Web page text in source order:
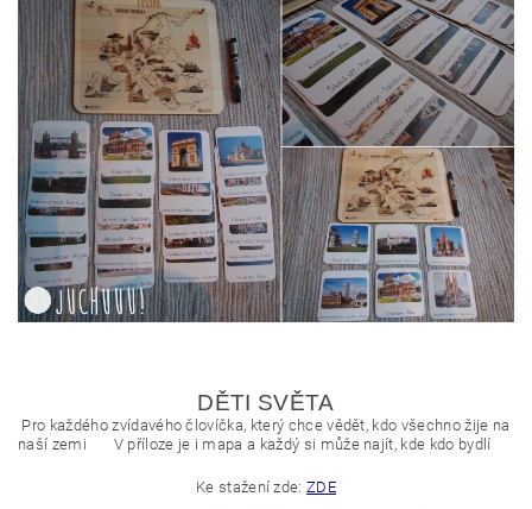
DĚTI SVĚTA
Pro každého zvídavéhočlovíčka, který chce vědět, kdo všechno žije na
naší zemi
V příloze je i mapa a každý si může najít, kde kdo bydlí
Ke stažení zde:ZDE